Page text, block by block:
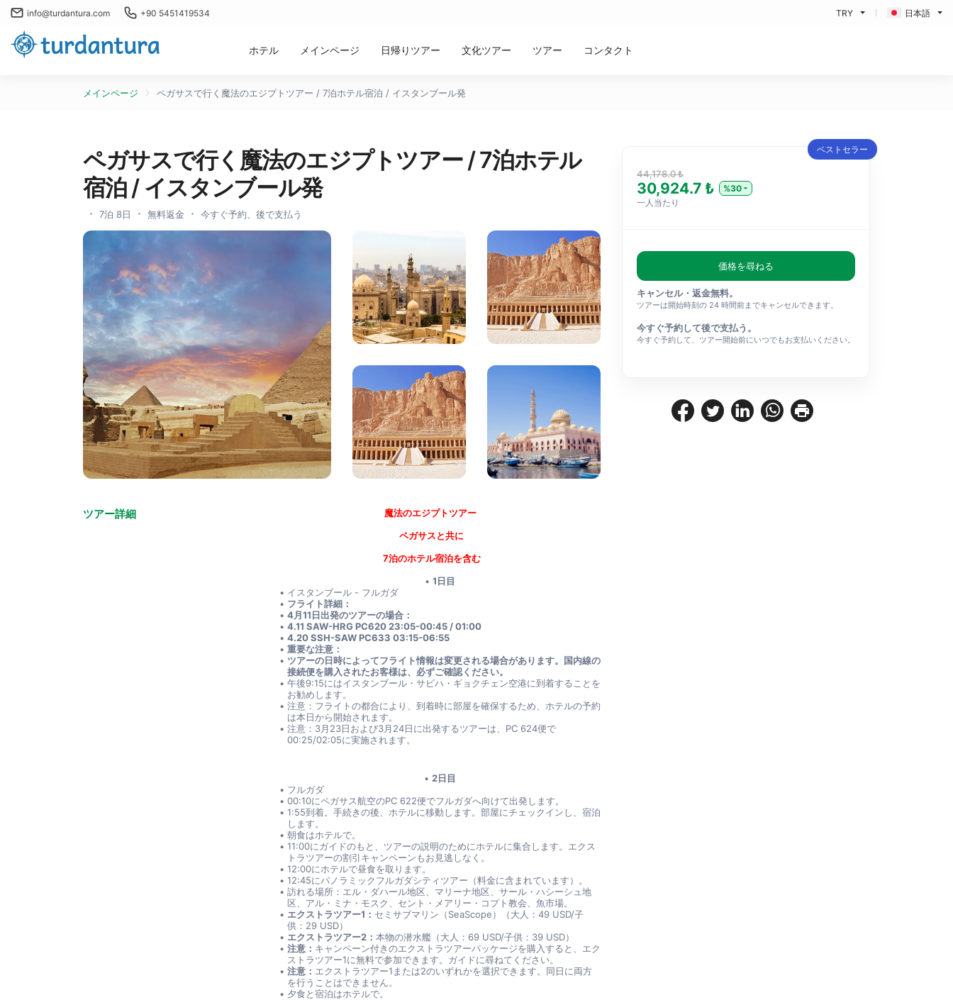
info@turdantura.com +90 5451419534 TRY 日本語
ホテル メインページ 日帰りツアー 文化ツアー ツアー コンタクト
メインページ ペガサスで行く魔法のエジプトツアー / 7泊ホテル宿泊 / イスタンブール発
ペガサスで行く魔法のエジプトツアー / 7泊ホテル
宿泊 / イスタンブール発
7泊 8日 無料返金 今すぐ予約、後で支払う
ツアー詳細
魔法のエジプトツアー
ペガサスと共に
7泊のホテル宿泊を含む
1日目
イスタンブール - フルガダ
フライト詳細：
4月11日出発のツアーの場合：
4.11 SAW-HRG PC620 23:05-00:45 / 01:00
4.20 SSH-SAW PC633 03:15-06:55
重要な注意：
ツアーの日時によってフライト情報は変更される場合があります。国内線の
接続便を購入されたお客様は、必ずご確認ください。
午後9:15にはイスタンブール・サビハ・ギョクチェン空港に到着することを
お勧めします。
注意：フライトの都合により、到着時に部屋を確保するため、ホテルの予約
は本日から開始されます。
注意：3月23日および3月24日に出発するツアーは、PC 624便で
00:25/02:05に実施されます。
2日目
フルガダ
00:10にペガサス航空のPC 622便でフルガダへ向けて出発します。
1:55到着。手続きの後、ホテルに移動します。部屋にチェックインし、宿泊
します。
朝食はホテルで。
11:00にガイドのもと、ツアーの説明のためにホテルに集合します。エクス
トラツアーの割引キャンペーンもお見逃しなく。
12:00にホテルで昼食を取ります。
12:45にパノラミックフルガダシティツアー（料金に含まれています）。
訪れる場所：エル・ダハール地区、マリーナ地区、サール・ハシーシュ地
区、アル・ミナ・モスク、セント・メアリー・コプト教会、魚市場。
エクストラツアー1： セミサブマリン（SeaScope）（大人：49 USD/子
供：29 USD）
エクストラツアー2： 本物の潜水艦（大人：69 USD/子供：39 USD）
注意： キャンペーン付きのエクストラツアーパッケージを購入すると、エク
ストラツアー1に無料で参加できます。ガイドに尋ねてください。
注意： エクストラツアー1または2のいずれかを選択できます。同日に両方
を行うことはできません。
夕食と宿泊はホテルで。
ベストセラー
44,178.0 ₺
30,924.7 ₺
%30
一人当たり
価格を尋ねる
キャンセル・返金無料。
ツアーは開始時刻の 24 時間前までキャンセルできます。
今すぐ予約して後で支払う。
今すぐ予約して、ツアー開始前にいつでもお支払いください。